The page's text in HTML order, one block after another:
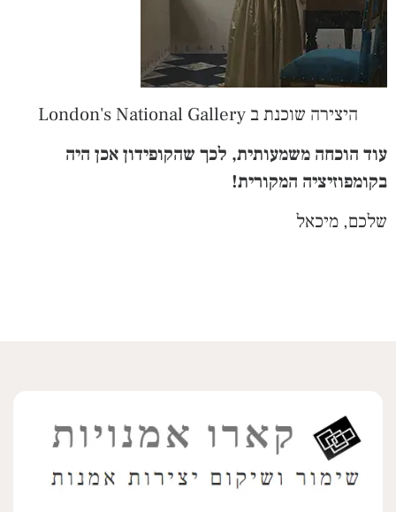
היצירה שוכנת ב London's National Gallery
עוד הוכחה משמעותית, לכך שהקופידון אכן היה
בקומפוזיציה המקורית!
שלכם, מיכאל